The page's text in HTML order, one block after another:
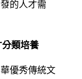
的人才需
類培養
優秀傳統文